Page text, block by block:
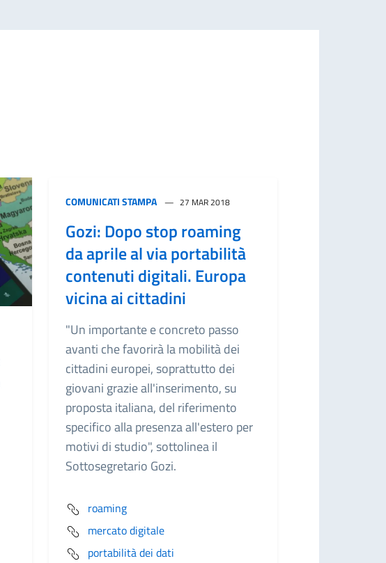
COMUNICATI STAMPA 27 MAR 2018
Gozi: Dopo stop roaming
da aprile al via portabilità
contenuti digitali. Europa
vicina ai cittadini
"Un importante e concreto passo
avanti che favorirà la mobilità dei
cittadini europei, soprattutto dei
giovani grazie all'inserimento, su
proposta italiana, del riferimento
specifico alla presenza all'estero per
motivi di studio", sottolinea il
Sottosegretario Gozi.
roaming
mercato digitale
portabilità dei dati